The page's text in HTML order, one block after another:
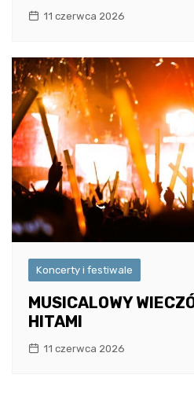
11 czerwca 2026
Koncerty i festiwale
MUSICALOWY
HITAMI
11 czerwca 2026